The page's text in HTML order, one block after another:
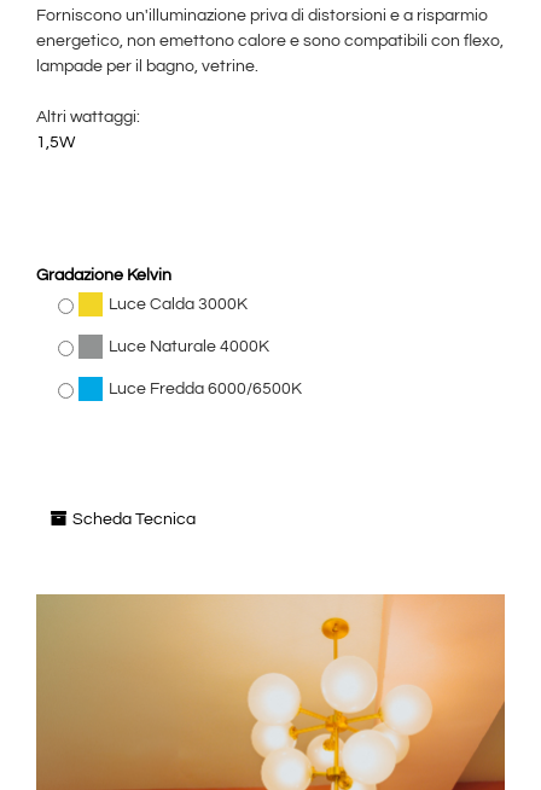
Forniscono un'illuminazione priva di distorsioni e a risparmio
energetico, non emettono calore e sono compatibili con flexo,
lampade per il bagno, vetrine.
Altri wattaggi:
1,5W
Gradazione Kelvin
Luce Calda 3000K
Luce Naturale 4000K
Luce Fredda 6000/6500K
Scheda Tecnica